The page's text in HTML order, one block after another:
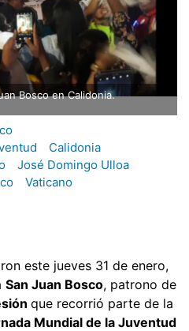
Bosco en Calidonia.
Calidonia
José Domingo Ulloa
Vaticano
este jueves 31 de enero,
San Juan Bosco, patrono de
que recorrió parte de la
Mundial de la Juventud